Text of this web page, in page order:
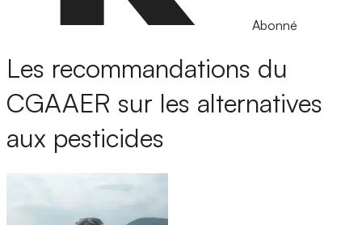
Abonné
Les recommandations du
CGAAER sur les alternatives
aux pesticides